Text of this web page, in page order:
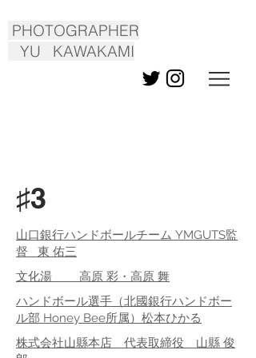
PHOTOGRAPHER
YU KAWAKAMI
♯3
山口銀行ハンドボールチーム YMGUTS監
督 東 佑三
文化湯 高原 彩・高原 舞
ハンドボール選手（北國銀行ハンドボー
ル部 Honey Bee所属）松本ひかる
株式会社山縣本店 代表取締役 山縣 俊